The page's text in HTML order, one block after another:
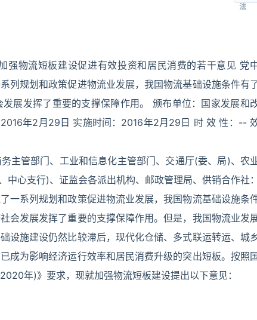
法
强物流短板建设促进有效投资和居民消费的若干意见 党
列规划和政策促进物流业发展，我国物流基础设施条件有
展发挥了重要的支撑保障作用。 颁布单位：国家发展和
年2月29日 实施时间：2016年2月29日 时 效 性：--
主管部门、工业和信息化主管部门、交通厅(委、局)、农
心支行)、证监会各派出机构、邮政管理局、供销合作社：
一系列规划和政策促进物流业发展，我国物流基础设施条
会发展发挥了重要的支撑保障作用。但是，我国物流业发
设施建设仍然比较滞后，现代化仓储、多式联运转运、城
成为影响经济运行效率和居民消费升级的突出短板。按照
年)》要求，现就加强物流短板建设提出以下意见：